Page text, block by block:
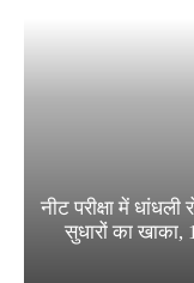
नीट परीक्षा में
सुधारों का